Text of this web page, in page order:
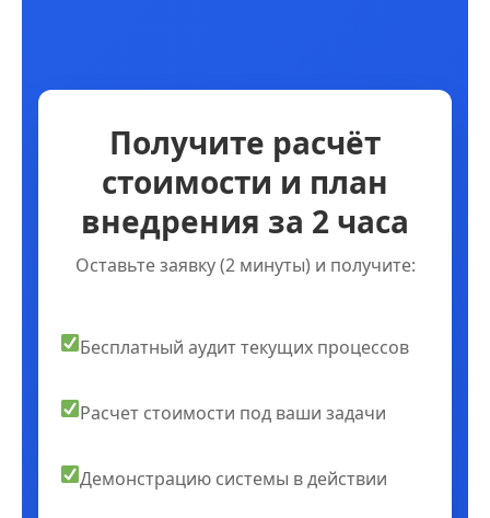
Получите расчёт
стоимости и план
внедрения за 2 часа
Оставьте заявку (2 минуты) и получите:
Бесплатный аудит текущих процессов
Расчет стоимости под ваши задачи
Демонстрацию системы в действии